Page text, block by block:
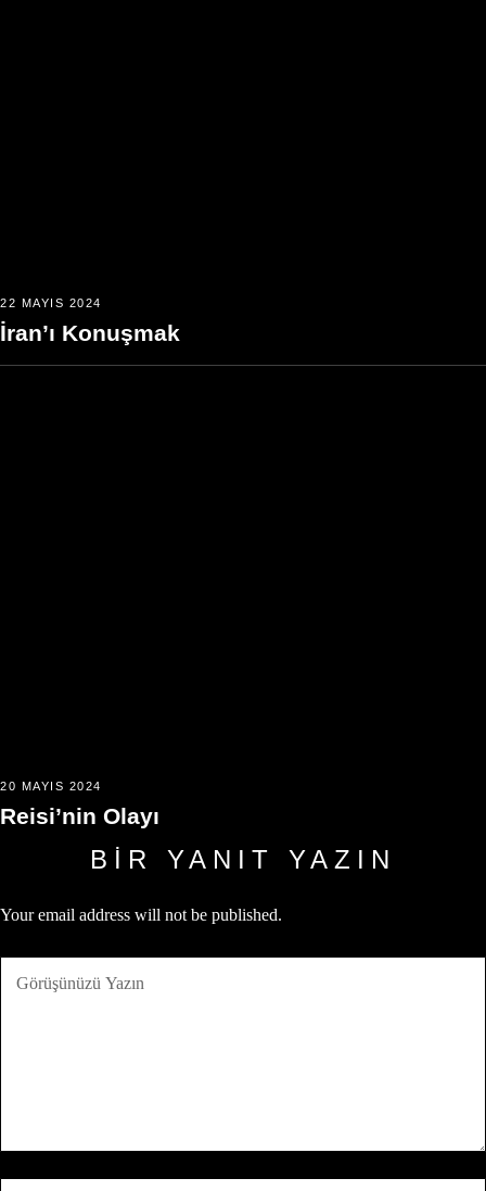
22 MAYIS 2024
İran’ı Konuşmak
20 MAYIS 2024
Reisi’nin Olayı
BIR YANIT YAZIN
Your email address will not be published.